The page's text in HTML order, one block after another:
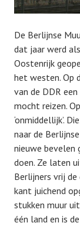
De Berlijnse
dat jaar werd
Oostenrijk
het westen. Op
van de DDR
mocht reizen.
‘onmiddellijk’.
naar de
nieuwe bevelen
doen. Ze laten
Berlijners vrij de
kant juichend
stukken muur
één land en is